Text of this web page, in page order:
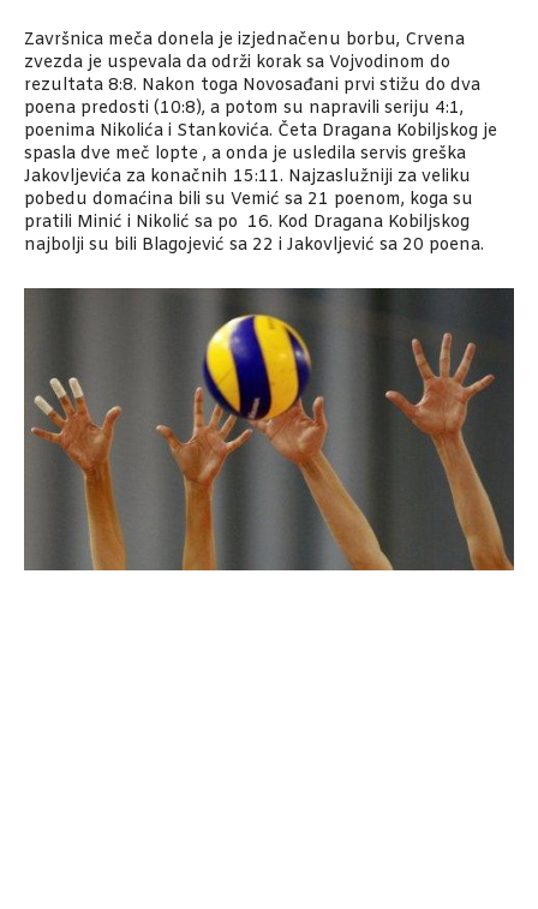
Završnica meča donela je izjednačenu borbu, Crvena
zvezda je uspevala da održi korak sa Vojvodinom do
rezultata 8:8. Nakon toga Novosađani prvi stižu do dva
poena predosti (10:8), a potom su napravili seriju 4:1,
poenima Nikolića i Stankovića. Četa Dragana Kobiljskog je
spasla dve meč lopte , a onda je usledila servis greška
Jakovljevića za konačnih 15:11. Najzaslužniji za veliku
pobedu domaćina bili su Vemić sa 21 poenom, koga su
pratili Minić i Nikolić sa po 16. Kod Dragana Kobiljskog
najbolji su bili Blagojević sa 22 i Jakovljević sa 20 poena.